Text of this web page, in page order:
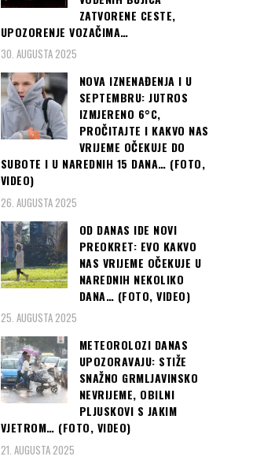
ZATVORENE CESTE,
UPOZORENJE VOZAČIMA…
30. AUGUSTA 2025
NOVA IZNENAĐENJA I U
SEPTEMBRU: JUTROS
IZMJERENO 6°C,
PROČITAJTE I KAKVO NAS
VRIJEME OČEKUJE DO
SUBOTE I U NAREDNIH 15 DANA… (FOTO,
VIDEO)
26. AUGUSTA 2025
OD DANAS IDE NOVI
PREOKRET: EVO KAKVO
NAS VRIJEME OČEKUJE U
NAREDNIH NEKOLIKO
DANA… (FOTO, VIDEO)
25. AUGUSTA 2025
METEOROLOZI DANAS
UPOZORAVAJU: STIŽE
SNAŽNO GRMLJAVINSKO
NEVRIJEME, OBILNI
PLJUSKOVI S JAKIM
VJETROM… (FOTO, VIDEO)
21. AUGUSTA 2025